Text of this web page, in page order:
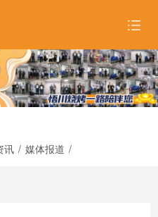

讯 / 媒体报道 /